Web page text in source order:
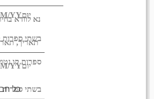
YYיום
בשתי ספרות
ספרות קו
נא לוודא
תאריך,
YYיום
בשתי ספרות